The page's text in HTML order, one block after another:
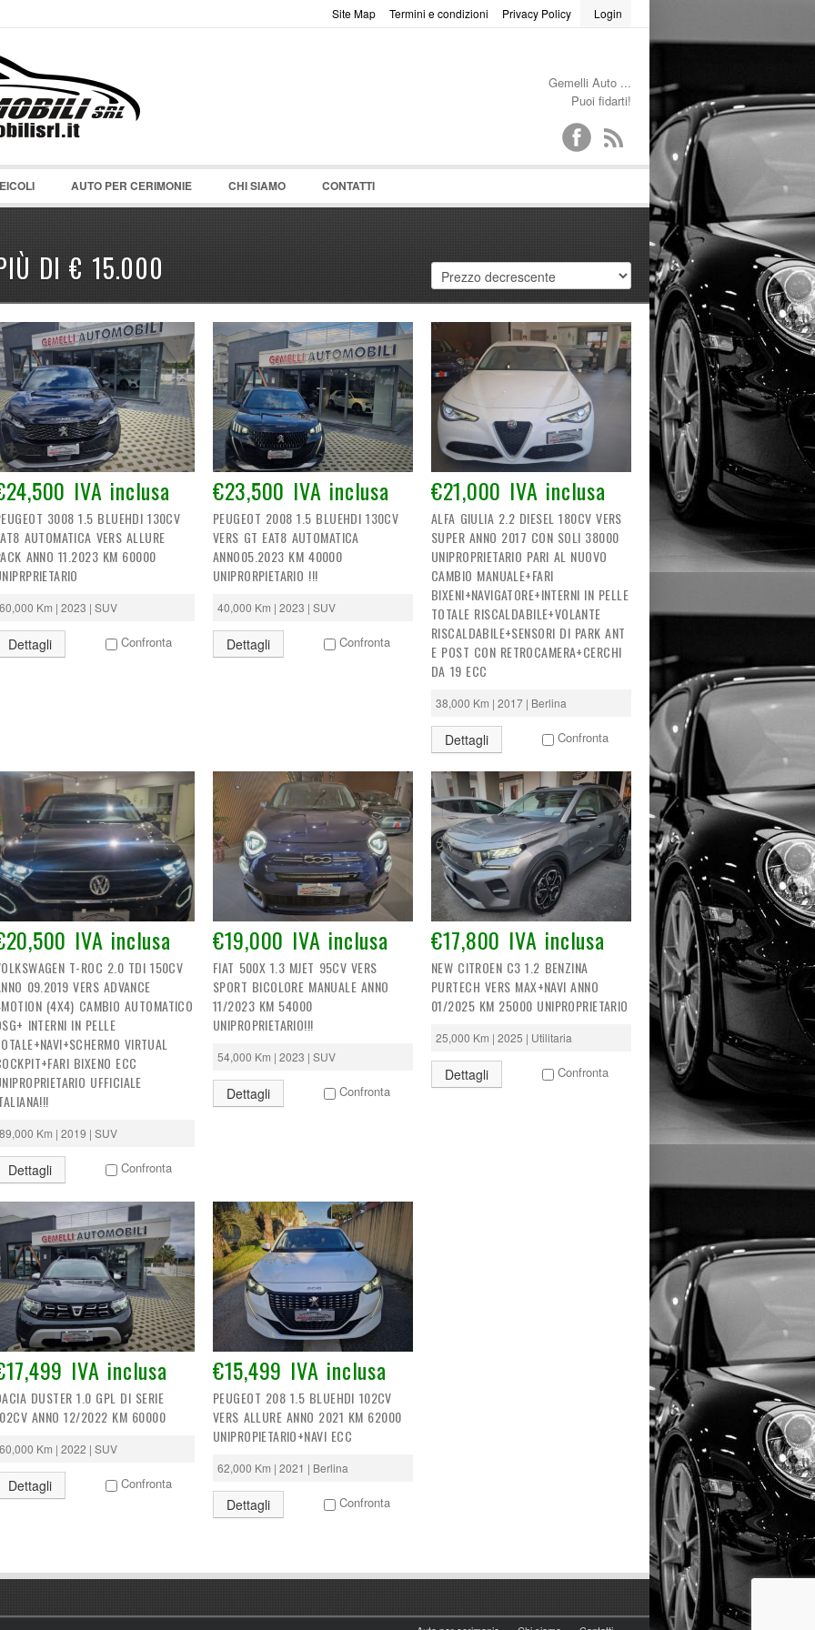
:
Login
Privacy Policy
Termini e condizioni
Site Map
Gemelli Auto ...
Puoi fidarti!
AUTO PER CERIMONIE CHI SIAMO CONTATTI
DI € 15.000
IVA inclusa
3008 1.5 BLUEHDI 130CV
AUTOMATICA VERS ALLURE
ANNO 11.2023 KM 60000
60,000 Km | 2023 | SUV
Dettagli Confronta
€23,500 IVA inclusa
PEUGEOT 2008 1.5 BLUEHDI 130CV
VERS GT EAT8 AUTOMATICA
ANNO05.2023 KM 40000
UNIPRORPIETARIO !!!
40,000 Km | 2023 | SUV
Dettagli Confronta
€21,000 IVA inclusa
ALFA GIULIA 2.2 DIESEL 180CV VERS
SUPER ANNO 2017 CON SOLI 38000
UNIPROPRIETARIO PARI AL NUOVO
CAMBIO MANUALE+FARI
BIXENI+NAVIGATORE+INTERNI IN PELLE
TOTALE RISCALDABILE+VOLANTE
RISCALDABILE+SENSORI DI PARK ANT
E POST CON RETROCAMERA+CERCHI
DA 19 ECC
38,000 Km | 2017 | Berlina
Dettagli Confronta
IVA inclusa
T-ROC 2.0 TDI 150CV
09.2019 VERS ADVANCE
(4X4) CAMBIO AUTOMATICO
INTERNI IN PELLE
VIRTUAL
BIXENO ECC
UFFICIALE
89,000 Km | 2019 | SUV
Dettagli Confronta
€19,000 IVA inclusa
FIAT 500X 1.3 MJET 95CV VERS
SPORT BICOLORE MANUALE ANNO
11/2023 KM 54000
UNIPROPRIETARIO!!!
54,000 Km | 2023 | SUV
Dettagli Confronta
€17,800 IVA inclusa
NEW CITROEN C3 1.2 BENZINA
PURTECH VERS MAX+NAVI ANNO
01/2025 KM 25000 UNIPROPRIETARIO
25,000 Km | 2025 | Utilitaria
Dettagli Confronta
IVA inclusa
DUSTER 1.0 GPL DI SERIE
ANNO 12/2022 KM 60000
60,000 Km | 2022 | SUV
Dettagli Confronta
€15,499 IVA inclusa
PEUGEOT 208 1.5 BLUEHDI 102CV
VERS ALLURE ANNO 2021 KM 62000
UNIPROPIETARIO+NAVI ECC
62,000 Km | 2021 | Berlina
Dettagli Confronta